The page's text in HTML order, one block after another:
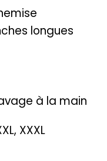
longues
à la main
XXXL